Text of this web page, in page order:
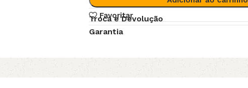
Favoritar
Troca e Devolução
Garantia